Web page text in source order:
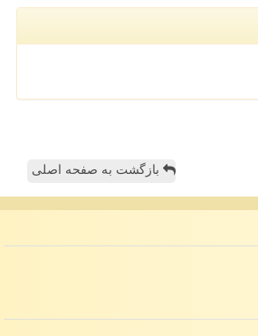
بازگشت به صفحه اصلی